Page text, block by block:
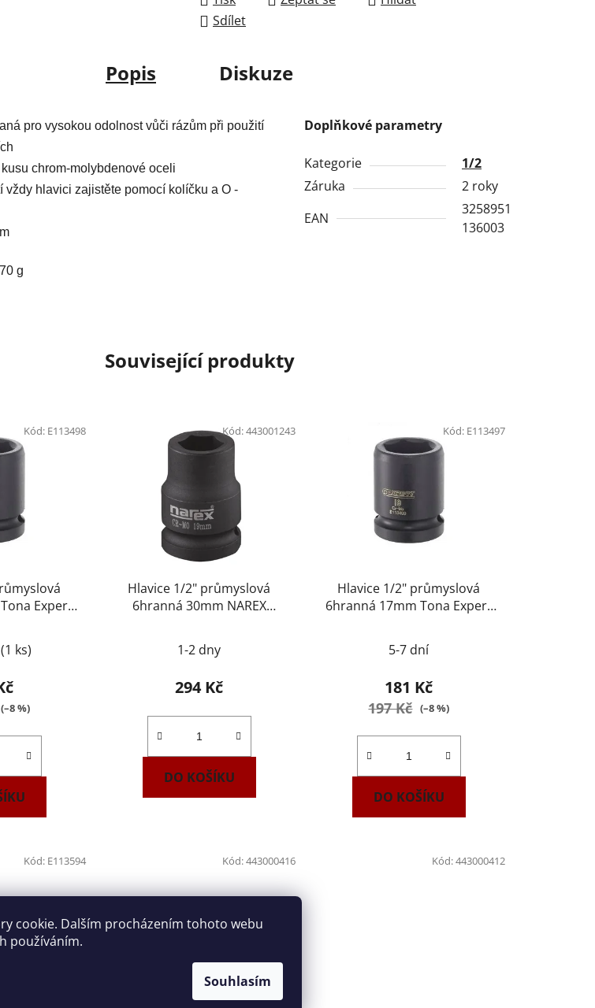
cookie. Dalším procházením tohoto webu
používáním.
Souhlasím
Sdílet
Popis Diskuze
pro vysokou odolnost vůči rázům při použití
chrom-molybdenové oceli
vždy hlavici zajistěte pomocí kolíčku a O -
g
Doplňkové parametry
Kategorie
1/2
Záruka
2 roky
EAN
3258951
136003
Související produkty
Expert
(1 ks)
(–8 %)
Kód: E113498
Hlavice 1/2" průmyslová
6hranná 30mm NAREX
1-2 dny
294 Kč
DO KOŠÍKU
Kód:443001243
Hlavice 1/2" průmyslová
6hranná 17mm Tona Expert
5-7 dní
181 Kč
197 Kč (–8 %)
DO KOŠÍKU
Kód: E113497
Kód: E113594 Kód:443000416 Kód:443000412